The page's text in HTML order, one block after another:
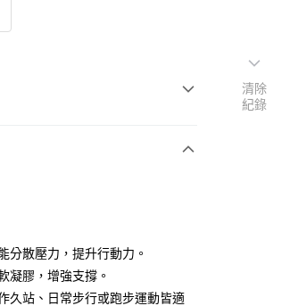
分散壓力，提升行動力。
凝膠，增強支撐。
久站、日常步行或跑步運動皆適
清除
紀錄